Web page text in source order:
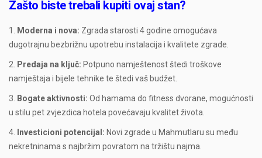
Zašto biste trebali kupiti ovaj stan?
Moderna i nova: Zgrada starosti 4 godine omogućava
dugotrajnu bezbrižnu upotrebu instalacija i kvalitete zgrade.
Predaja na ključ: Potpuno namještenost štedi troškove
namještaja i bijele tehnike te štedi vaš budžet.
Bogate aktivnosti: Od hamama do fitness dvorane, mogućnosti
u stilu pet zvjezdica hotela povećavaju kvalitet života.
Investicioni potencijal: Novi zgrade u Mahmutlaru su među
nekretninama s najbržim povratom na tržištu najma.